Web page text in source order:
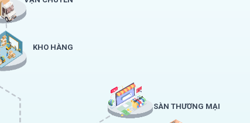
KHO HÀNG
SÀN THƯƠNG MẠI